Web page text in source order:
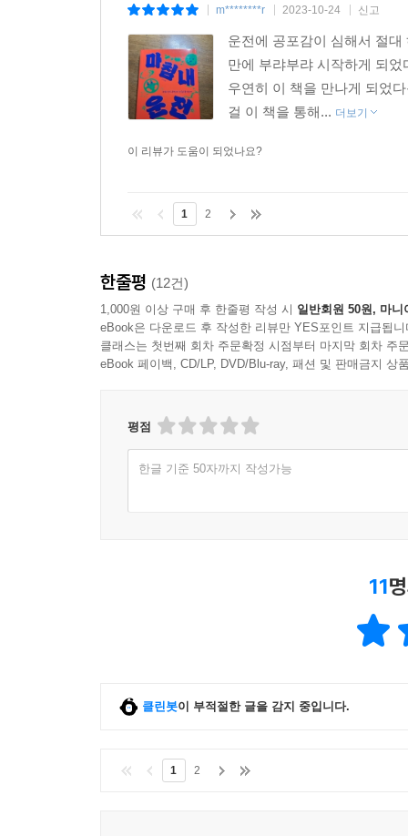
m********r 2023-10-24 신고
운전에 공포감이 심해서 절
만에 부랴부랴 시작하게 되
우연히 이 책을 만나게 되었
걸 이 책을 통해... 더보기
이 리뷰가 도움이 되었나요?
1 2
한줄평 (12건)
1,000원 이상 구매 후 한줄평 작성 시 일반회원 50원, 마니
eBook은 다운로드 후 작성한 리뷰만 YES포인트 지급됩니
클래스는 첫번째 회차 주문확정 시점부터 마지막 회차 주
eBook 페이백, CD/LP, DVD/Blu-ray, 패션 및 판매금지 상
평점
한글 기준 50자까지 작성가능
11
클린봇이 부적절한 글을 감지 중입니다.
1 2